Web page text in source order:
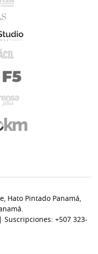
Hato Pintado Panamá,
+507 323-